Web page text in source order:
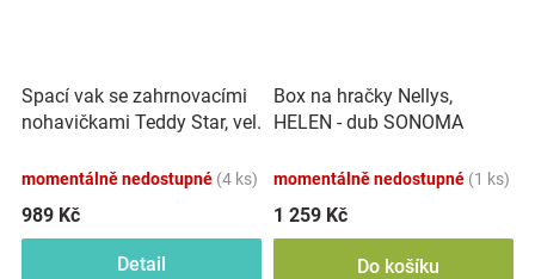
Spací vak se zahrnovacími
nohavičkami Teddy Star, vel.
momentálně nedostupné (4 ks)
989 Kč
Detail
Box na hračky Nellys,
HELEN - dub SONOMA
momentálně nedostupné (1 ks)
1 259 Kč
Do košíku